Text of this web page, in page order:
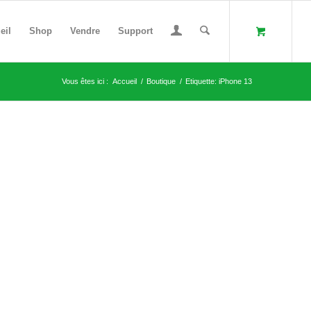
Shop Vendre Support
Vous êtes ici : Accueil / Boutique / Etiquette: iPhone 13